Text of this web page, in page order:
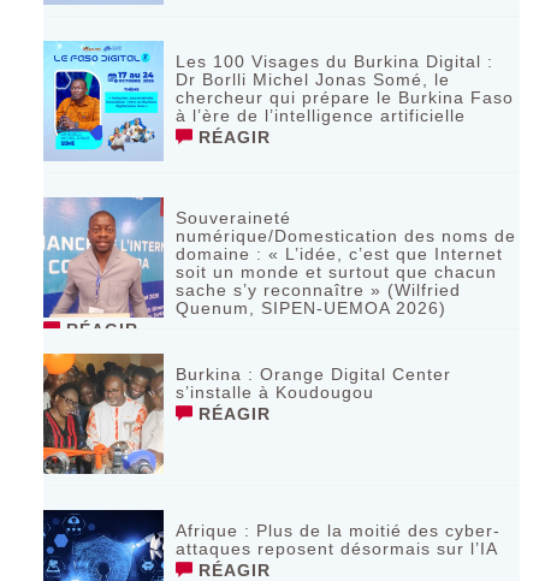
Les 100 Visages du Burkina Digital :
Dr Borlli Michel Jonas Somé, le
chercheur qui prépare le Burkina Faso
à l’ère de l’intelligence artificielle
RÉAGIR
Souveraineté
numérique/Domestication des noms de
domaine : « L’idée, c’est que Internet
soit un monde et surtout que chacun
sache s’y reconnaître » (Wilfried
Quenum, SIPEN-UEMOA 2026)
RÉAGIR
Burkina : Orange Digital Center
s’installe à Koudougou
RÉAGIR
Afrique : Plus de la moitié des cyber-
attaques reposent désormais sur l’IA
RÉAGIR